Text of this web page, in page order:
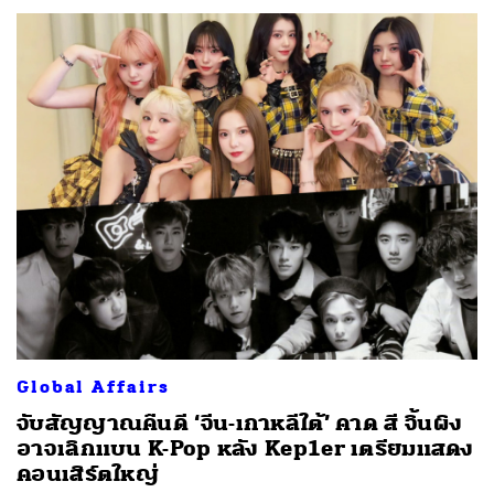
Global Affairs
จับสัญญาณคืนดี ‘จีน-เกาหลีใต้’ คาด สี จิ้นผิง
อาจเลิกแบน K-Pop หลัง Kep1er เตรียมแสดง
คอนเสิร์ตใหญ่